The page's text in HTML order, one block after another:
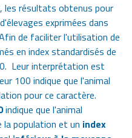
les résultats obtenus pour
exprimées dans
de faciliter l'utilisation de
en index standardisés de
Leur interprétation est
100 indique que l'animal
pour ce caractère.
indique que l'animal
la population et un index